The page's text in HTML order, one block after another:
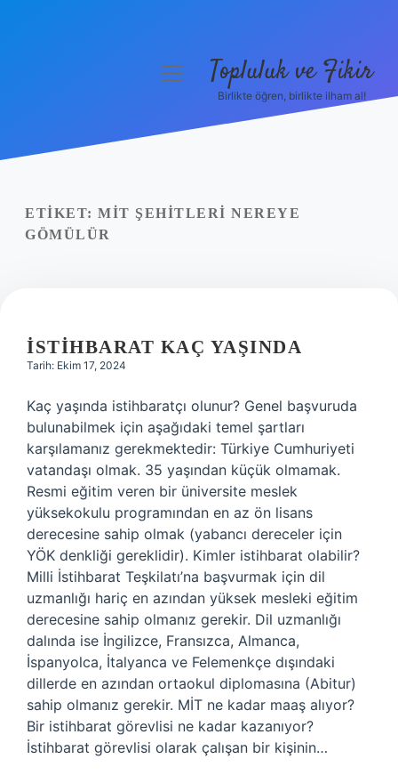
Yasal Uyarı
menüyüTopluluk ve Fikir
Birlikte öğren, birlikte ilham al!
ETIKET: MİT ŞEHITLERI NEREYE
GÖMÜLÜR
İSTIHBARAT KAÇ YAŞINDA
Tarih: Ekim 17, 2024
Kaç yaşında istihbaratçı olunur? Genel başvuruda
bulunabilmek için aşağıdaki temel şartları
karşılamanız gerekmektedir: Türkiye Cumhuriyeti
vatandaşı olmak. 35 yaşından küçük olmamak.
Resmi eğitim veren bir üniversite meslek
yüksekokulu programından en az ön lisans
derecesine sahip olmak (yabancı dereceler için
YÖK denkliği gereklidir). Kimler istihbarat olabilir?
Milli İstihbarat Teşkilatı’na başvurmak için dil
uzmanlığı hariç en azından yüksek mesleki eğitim
derecesine sahip olmanız gerekir. Dil uzmanlığı
dalında ise İngilizce, Fransızca, Almanca,
İspanyolca, İtalyanca ve Felemenkçe dışındaki
dillerde en azından ortaokul diplomasına (Abitur)
sahip olmanız gerekir. MİT ne kadar maaş alıyor?
Bir istihbarat görevlisi ne kadar kazanıyor?
İstihbarat görevlisi olarak çalışan bir kişinin…